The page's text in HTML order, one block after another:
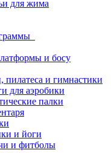
для жима
и босу
пилатеса и гимнастики
для аэробики
палки
и йоги
и фитболы